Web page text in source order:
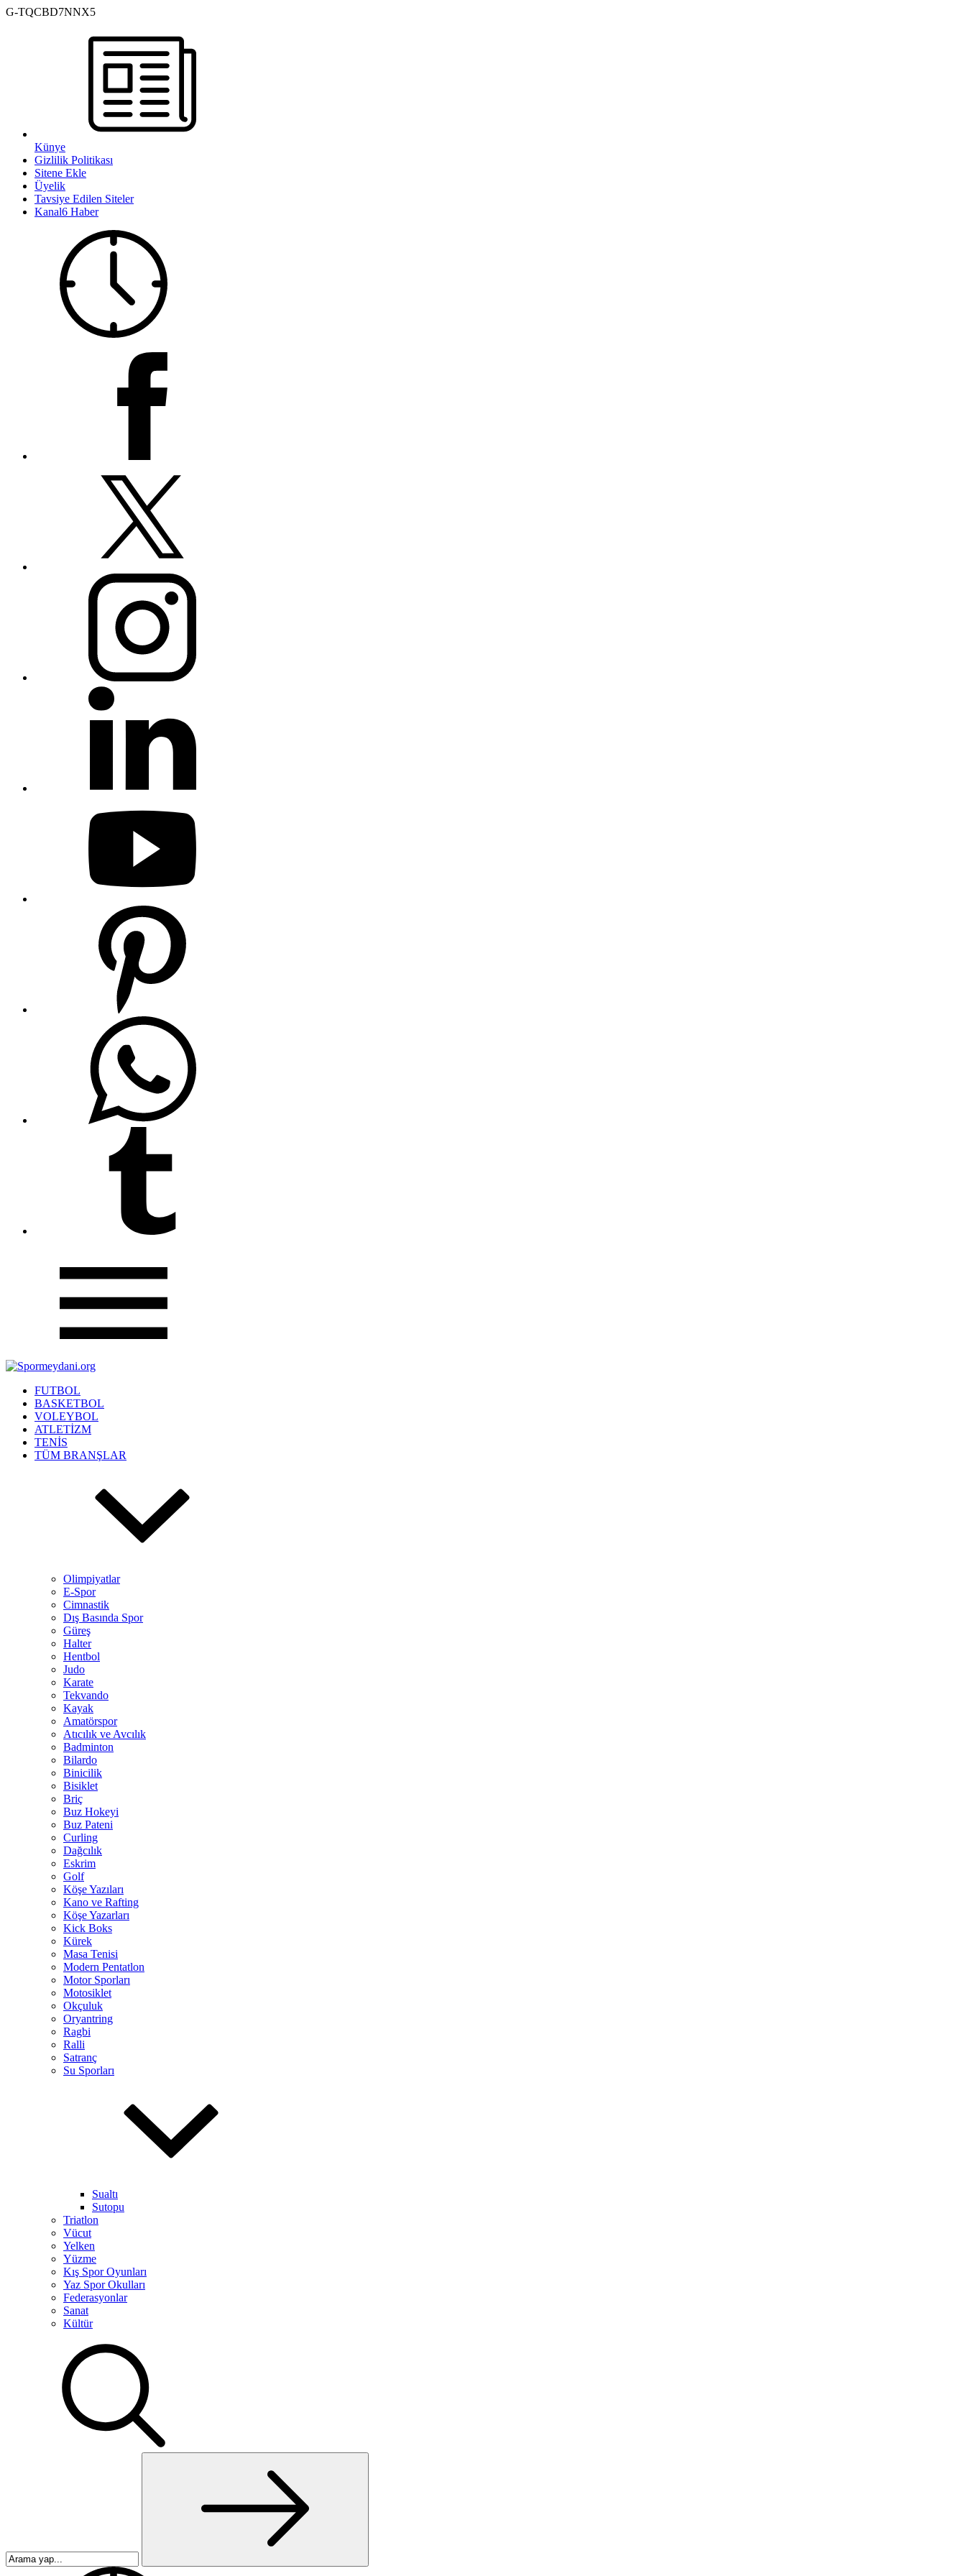
G-TQCBD7NNX5
Künye
Gizlilik Politikası
Sitene Ekle
Üyelik
Tavsiye Edilen Siteler
Kanal6 Haber
FUTBOL
BASKETBOL
VOLEYBOL
ATLETİZM
TENİS
TÜM BRANŞLAR
Olimpiyatlar
E-Spor
Cimnastik
Dış Basında Spor
Güreş
Halter
Hentbol
Judo
Karate
Tekvando
Kayak
Amatörspor
Atıcılık ve Avcılık
Badminton
Bilardo
Binicilik
Bisiklet
Briç
Buz Hokeyi
Buz Pateni
Curling
Dağcılık
Eskrim
Golf
Köşe Yazıları
Kano ve Rafting
Köşe Yazarları
Kick Boks
Kürek
Masa Tenisi
Modern Pentatlon
Motor Sporları
Motosiklet
Okçuluk
Oryantring
Ragbi
Ralli
Satranç
Su Sporları
Sualtı
Sutopu
Triatlon
Vücut
Yelken
Yüzme
Kış Spor Oyunları
Yaz Spor Okulları
Federasyonlar
Sanat
Kültür